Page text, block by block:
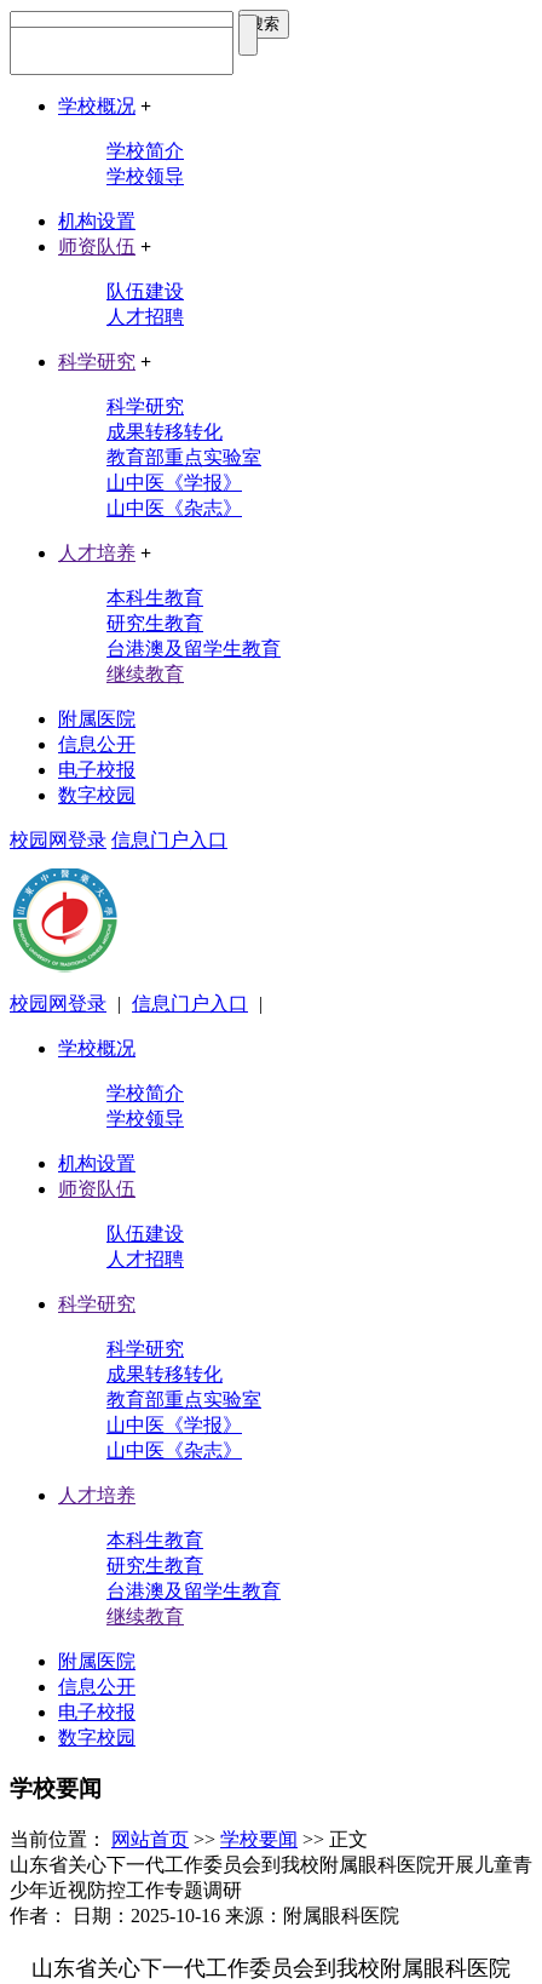
学校概况 +
学校简介
学校领导
机构设置
师资队伍 +
队伍建设
人才招聘
科学研究 +
科学研究
成果转移转化
教育部重点实验室
山中医《学报》
山中医《杂志》
人才培养 +
本科生教育
研究生教育
台港澳及留学生教育
继续教育
附属医院
信息公开
电子校报
数字校园
校园网登录 信息门户入口
校园网登录 | 信息门户入口 |
学校概况
学校简介
学校领导
机构设置
师资队伍
队伍建设
人才招聘
科学研究
科学研究
成果转移转化
教育部重点实验室
山中医《学报》
山中医《杂志》
人才培养
本科生教育
研究生教育
台港澳及留学生教育
继续教育
附属医院
信息公开
电子校报
数字校园
学校要闻
当前位置： 网站首页 >> 学校要闻 >> 正文
山东省关心下一代工作委员会到我校附属眼科医院开展儿童青
少年近视防控工作专题调研
作者： 日期：2025-10-16 来源：附属眼科医院
山东省关心下一代工作委员会到我校附属眼科医院